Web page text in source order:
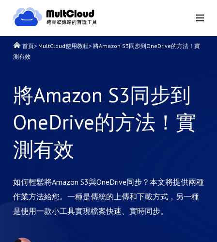
首頁> MultCloud使用教程> 將Amazon S3同步到OneDrive的方法！實
測有效
將Amazon S3同步到
OneDrive的方法！實
測有效
如何輕鬆將Amazon S3與OneDrive同步？本文將提供兩種
作業方法給您。一種是傳統的上傳和下載方式，另一種
是使用一款小工具實現檔案快速、實時同步。